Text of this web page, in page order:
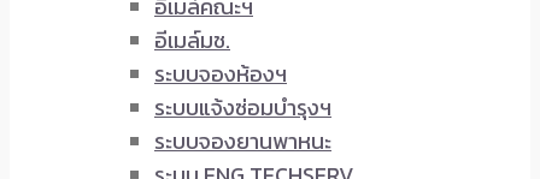
อีเมล์คณะฯ
อีเมล์มช.
ระบบจองห้องฯ
ระบบแจ้งซ่อมบำรุงฯ
ระบบจองยานพาหนะ